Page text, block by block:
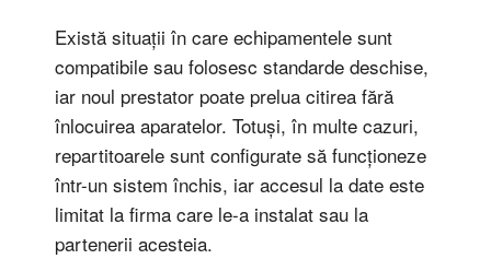
Există situații în care echipamentele sunt
compatibile sau folosesc standarde deschise,
iar noul prestator poate prelua citirea fără
înlocuirea aparatelor. Totuși, în multe cazuri,
repartitoarele sunt configurate să funcționeze
într-un sistem închis, iar accesul la date este
limitat la firma care le-a instalat sau la
partenerii acesteia.